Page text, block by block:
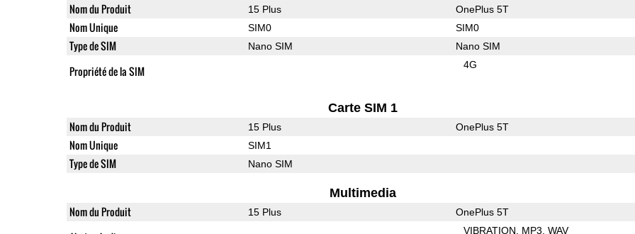
Nom du Produit 15 Plus OnePlus 5T
Nom Unique SIM0 SIM0
Type de SIM Nano SIM Nano SIM
Propriété de la SIM 4G
Carte SIM 1
Nom du Produit 15 Plus OnePlus 5T
Nom Unique SIM1
Type de SIM Nano SIM
Multimedia
Nom du Produit 15 Plus OnePlus 5T
VIBRATION MP3 WAV